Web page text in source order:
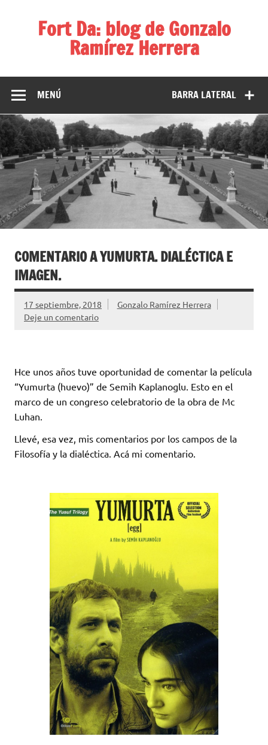
Fort Da: blog de Gonzalo
Ramírez Herrera
BARRA LATERAL
MENÚ
COMENTARIO A YUMURTA. DIALÉCTICA E
IMAGEN.
17 septiembre, 2018
Gonzalo Ramírez Herrera
Deje un comentario
Hce unos años tuve oportunidad de comentar la película
“Yumurta (huevo)” de Semih Kaplanoglu. Esto en el
marco de un congreso celebratorio de la obra de Mc
Luhan.
Llevé, esa vez, mis comentarios por los campos de la
Filosofía y la dialéctica. Acá mi comentario.